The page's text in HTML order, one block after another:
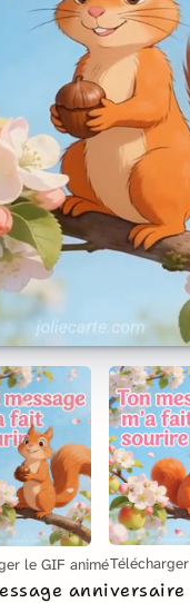
le GIF animé
anniversaire